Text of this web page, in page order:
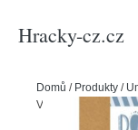
Hracky-cz.cz
Domů / Produkty /
Vyrob si sám -